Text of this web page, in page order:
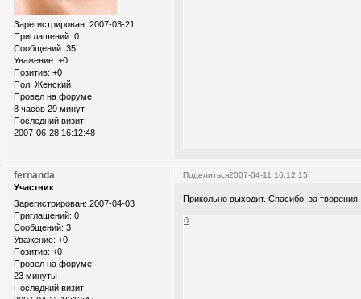
Зарегистрирован: 2007-03-21
Приглашений: 0
Сообщений: 35
Уважение: +0
Позитив: +0
Пол: Женский
Провел на форуме:
8 часов 29 минут
Последний визит:
2007-06-28 16:12:48
Поделиться2007-04-11 16:12:15
fernanda
Участник
Зарегистрирован: 2007-04-03
Приглашений: 0
Сообщений: 3
Уважение: +0
Позитив: +0
Провел на форуме:
23 минуты
Последний визит:
Прикольно выходит. Спасибо, за
0